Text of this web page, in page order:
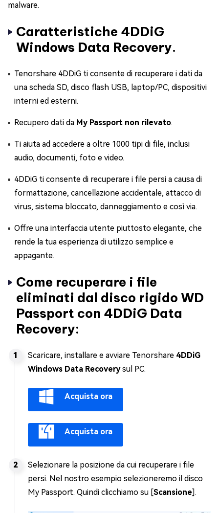
malware.
Caratteristiche 4DDiG
Windows Data Recovery.
Tenorshare 4DDiG ti consente di recuperare i dati da
una scheda SD, disco flash USB, laptop/PC, dispositivi
interni ed esterni.
Recupero dati da My Passport non rilevato.
Ti aiuta ad accedere a oltre 1000 tipi di file, inclusi
audio, documenti, foto e video.
4DDiG ti consente di recuperare i file persi a causa di
formattazione, cancellazione accidentale, attacco di
virus, sistema bloccato, danneggiamento e così via.
Offre una interfaccia utente piuttosto elegante, che
rende la tua esperienza di utilizzo semplice e
appagante.
Come recuperare i file
eliminati dal disco rigido WD
Passport con 4DDiG Data
Recovery:
Scaricare, installare e avviare Tenorshare 4DDiG
Windows Data Recoverysul PC.
Acquista ora
Acquista ora
Selezionare la posizione da cui recuperare i file
persi. Nel nostro esempio selezioneremo il disco
My Passport. Quindi clicchiamo su [Scansione].